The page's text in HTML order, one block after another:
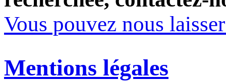
Vous pouvez nous
Mentions légales